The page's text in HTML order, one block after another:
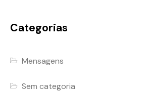
Categorias
Mensagens
Sem categoria